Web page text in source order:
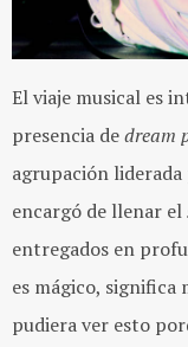
El viaje musical es
presencia dedream
agrupación
encargó de llenar el
entregados en
es mágico, significa
pudiera ver esto